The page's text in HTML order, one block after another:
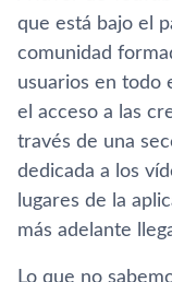
que está bajo el
comunidad
usuarios en todo
el acceso a las
través de una
dedicada a los
lugares de la
más adelante
Lo que no